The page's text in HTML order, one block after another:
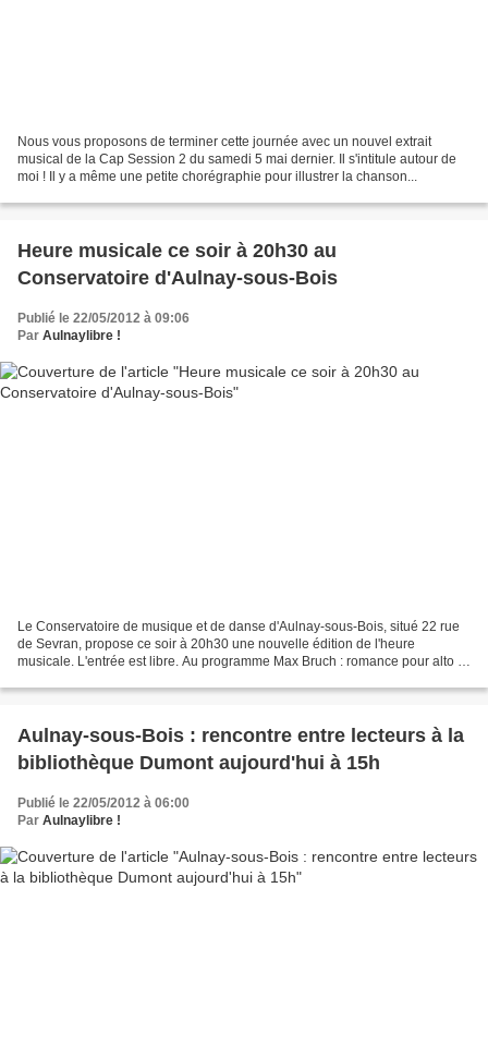
Nous vous proposons de terminer cette journée avec un nouvel extrait
musical de la Cap Session 2 du samedi 5 mai dernier. Il s'intitule autour de
moi ! Il y a même une petite chorégraphie pour illustrer la chanson...
Heure musicale ce soir à 20h30 au
Conservatoire d'Aulnay-sous-Bois
Publié le 22/05/2012 à 09:06
Par Aulnaylibre !
Le Conservatoire de musique et de danse d'Aulnay-sous-Bois, situé 22 rue
de Sevran, propose ce soir à 20h30 une nouvelle édition de l'heure
musicale. L'entrée est libre. Au programme Max Bruch : romance pour alto et
Aulnay-sous-Bois : rencontre entre lecteurs à la
bibliothèque Dumont aujourd'hui à 15h
Publié le 22/05/2012 à 06:00
Par Aulnaylibre !